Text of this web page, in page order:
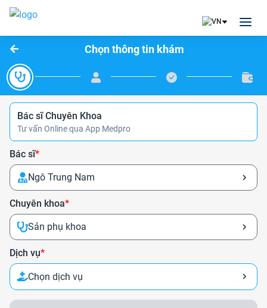
Chọn thông tin khám
Bác sĩ Chuyên Khoa
Tư vấn Online qua App Medpro
Bác sĩ*
Ngô Trung Nam
Chuyên khoa*
Sản phụ khoa
Dịch vụ*
Chọn dịch vụ